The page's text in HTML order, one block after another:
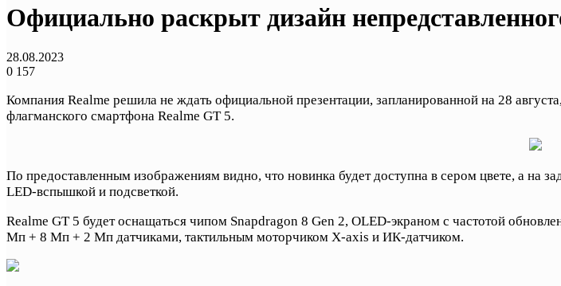
Официально раскрыт дизайн
28.08.2023
0 157
Компания Realme решила не ждать официальной презентации, запланированной на 28
флагманского смартфона Realme GT 5.
По предоставленным изображениям видно, что новинка будет доступна в сером цвете, а на
LED-вспышкой и подсветкой.
Realme GT 5 будет оснащаться чипом Snapdragon 8 Gen 2, OLED-экраном с частотой
Мп + 8 Мп + 2 Мп датчиками, тактильным моторчиком X-axis и ИК-датчиком.